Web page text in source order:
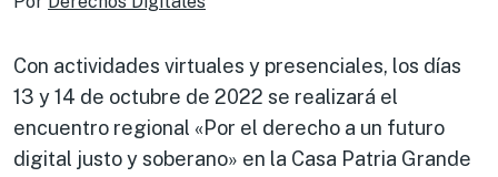
Con actividades virtuales y presenciales, los días
13 y 14 de octubre de 2022 se realizará el
encuentro regional «Por el derecho a un futuro
digital justo y soberano» en la Casa Patria Grande